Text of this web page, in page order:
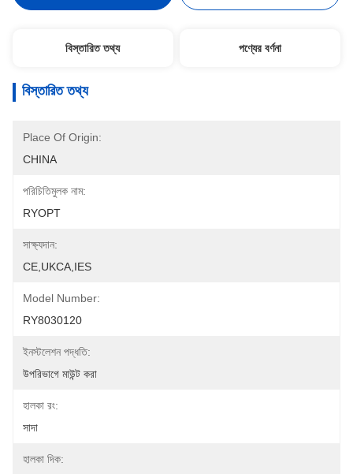
বিস্তারিত তথ্য পণ্যের বর্ণনা
বিস্তারিত তথ্য
Place Of Origin:
CHINA
পরিচিতিমুলক নাম:
RYOPT
সাক্ষ্যদান:
CE,UKCA,IES
Model Number:
RY8030120
ইনস্টলেশন পদ্ধতি:
উপরিভাগে মাউন্ট করা
হালকা রং:
সাদা
হালকা দিক: